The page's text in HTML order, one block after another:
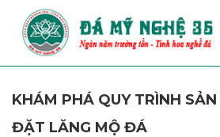
KHÁM PHÁ QUY TRÌNH
ĐẶT LĂNG MỘ ĐÁ